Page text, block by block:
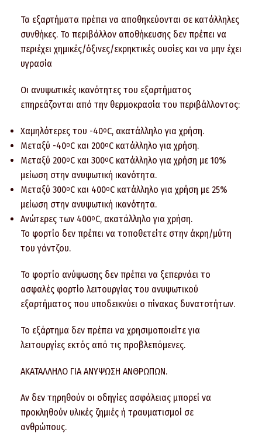
Τα εξαρτήματα πρέπει να αποθηκεύονται σε κατάλληλες
συνθήκες. Το περιβάλλον αποθήκευσης δεν πρέπει να
περιέχει χημικές/όξινες/εκρηκτικές ουσίες και να μην έχει
υγρασία
Οι ανυψωτικές ικανότητες του εξαρτήματος
επηρεάζονται από την θερμοκρασία του περιβάλλοντος:
Χαμηλότερες του -40oC, ακατάλληλο για χρήση.
Μεταξύ -40oC και 200oC κατάλληλο για χρήση.
Μεταξύ 200oC και 300oC κατάλληλο για χρήση με 10%
μείωση στην ανυψωτική ικανότητα.
Μεταξύ 300oC και 400oC κατάλληλο για χρήση με 25%
μείωση στην ανυψωτική ικανότητα.
Ανώτερες των 400oC, ακατάλληλο για χρήση.
Το φορτίο δεν πρέπει να τοποθετείτε στην άκρη/μύτη
του γάντζου.
Το φορτίο ανύψωσης δεν πρέπει να ξεπερνάει το
ασφαλές φορτίο λειτουργίας του ανυψωτικού
εξαρτήματος που υποδεικνύει ο πίνακας δυνατοτήτων.
Το εξάρτημα δεν πρέπει να χρησιμοποιείτε για
λειτουργίες εκτός από τις προβλεπόμενες.
ΑΚΑΤΑΛΛΗΛΟ ΓΙΑ ΑΝΥΨΩΣΗ ΑΝΘΡΩΠΩΝ.
Αν δεν τηρηθούν οι οδηγίες ασφάλειας μπορεί να
προκληθούν υλικές ζημιές ή τραυματισμοί σε
ανθρώπους.